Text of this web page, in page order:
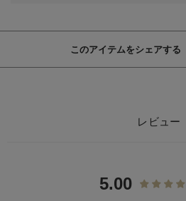
このアイテムをシェアする
レビュー
5.00